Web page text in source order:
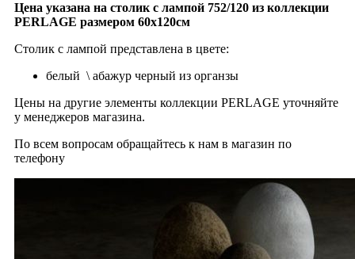
Цена указана на столик с лампой 752/120 из коллекции
PERLAGE размером 60х120см
Столик с лампой представлена в цвете:
белый \ абажур черный из органзы
Цены на другие элементы коллекции PERLAGE уточняйте
у менеджеров магазина.
По всем вопросам обращайтесь к нам в магазин по
телефону